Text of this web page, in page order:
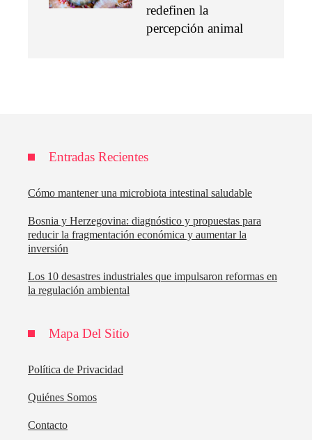
redefinen la
percepción animal
Entradas Recientes
Cómo mantener una microbiota intestinal saludable
Bosnia y Herzegovina: diagnóstico y propuestas para
reducir la fragmentación económica y aumentar la
inversión
Los 10 desastres industriales que impulsaron reformas en
la regulación ambiental
Mapa Del Sitio
Política de Privacidad
Quiénes Somos
Contacto